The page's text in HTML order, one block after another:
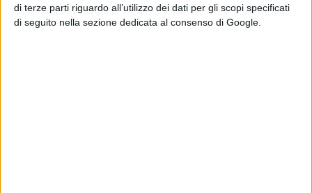
di terze parti riguardo all’utilizzo dei dati per gli scopi specificati
di seguito nella sezione dedicata al consenso di Google.
pallone e lo scaraventa in rete.